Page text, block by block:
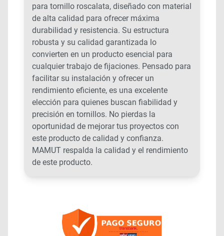
para tornillo roscalata, diseñado con material
de alta calidad para ofrecer máxima
durabilidad y resistencia. Su estructura
robusta y su calidad garantizada lo
convierten en un producto esencial para
cualquier trabajo de fijaciones. Pensado para
facilitar su instalación y ofrecer un
rendimiento eficiente, es una excelente
elección para quienes buscan fiabilidad y
precisión en tornillos. No pierdas la
oportunidad de mejorar tus proyectos con
este producto de calidad y confianza.
MAMUT respalda la calidad y el rendimiento
de este producto.